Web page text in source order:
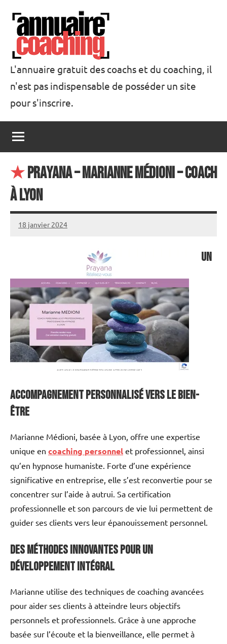
contenu
Annuaire
Coaching
L'annuaire gratuit des coachs et du coaching, il
n'est pas indispensable de posséder un site
pour s'inscrire.
★Prayana – Marianne Médioni – Coach
à Lyon
18 janvier 2024
annuairecoaching
Un
accompagnement personnalisé vers le bien-
être
Marianne Médioni, basée à Lyon, offre une expertise
unique en coaching personnel et professionnel, ainsi
qu’en hypnose humaniste. Forte d’une expérience
significative en entreprise, elle s’est reconvertie pour se
concentrer sur l’aide à autrui. Sa certification
professionnelle et son parcours de vie lui permettent de
guider ses clients vers leur épanouissement personnel.
Des méthodes innovantes pour un
développement intégral
Marianne utilise des techniques de coaching avancées
pour aider ses clients à atteindre leurs objectifs
personnels et professionnels. Grâce à une approche
basée sur l’écoute et la bienveillance, elle permet à